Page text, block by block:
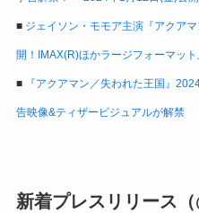
■ ジェイソン・モモア主演『アクア
開！IMAX(R)ほかラージフォーマット
■ 『アクアマン／失われた王国』
告映像&ティザービジュアルが解禁
新着プレスリリース（